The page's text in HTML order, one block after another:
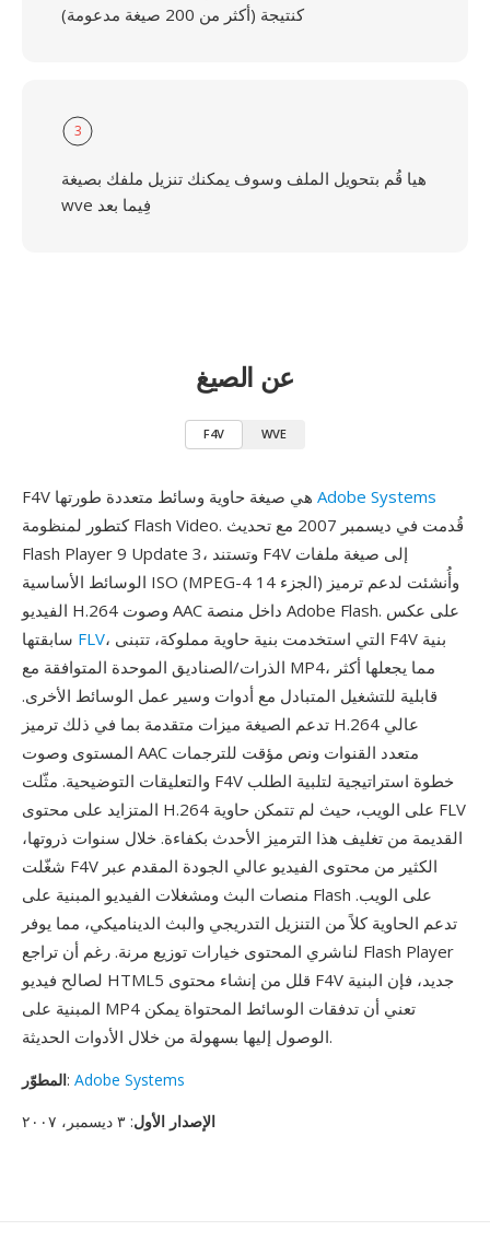
كنتيجة (أكثر من 200 صيغة مدعومة)
3
هيا قُم بتحويل الملف وسوف يمكنك تنزيل ملفك بصيغة
wve فِيما بعد
عن الصيغ
F4V WVE
Adobe Systems
كتطور لمنظومة Flash Video. قُدمت في ديسمبر 2007 مع تحديث
Flash Player 9 Update 3، وتستند F4V إلى صيغة ملفات
الوسائط الأساسية ISO (MPEG-4 الجزء 14) وأُنشئت لدعم ترميز
الفيديو H.264 وصوت AAC داخل منصة Adobe Flash. على عكس
FLV، التي استخدمت بنية حاوية مملوكة، تتبنى F4V بنية
الذرات/الصناديق الموحدة المتوافقة مع MP4، مما يجعلها أكثر
قابلية للتشغيل المتبادل مع أدوات وسير عمل الوسائط الأخرى.
تدعم الصيغة ميزات متقدمة بما في ذلك ترميز H.264 عالي
المستوى وصوت AAC متعدد القنوات ونص مؤقت للترجمات
والتعليقات التوضيحية. مثّلت F4V خطوة استراتيجية لتلبية الطلب
المتزايد على محتوى H.264 على الويب، حيث لم تتمكن حاوية FLV
القديمة من تغليف هذا الترميز الأحدث بكفاءة. خلال سنوات ذروتها،
شغّلت F4V الكثير من محتوى الفيديو عالي الجودة المقدم عبر
منصات البث ومشغلات الفيديو المبنية على Flash على الويب.
تدعم الحاوية كلاً من التنزيل التدريجي والبث الديناميكي، مما يوفر
لناشري المحتوى خيارات توزيع مرنة. رغم أن تراجع Flash Player
لصالح فيديو HTML5 قلل من إنشاء محتوى F4V جديد، فإن البنية
المبنية على MP4 تعني أن تدفقات الوسائط المحتواة يمكن
الوصول إليها بسهولة من خلال الأدوات الحديثة.
المطوّر: Adobe Systems
الإصدار الأول: ٣ ديسمبر، ٢٠٠٧